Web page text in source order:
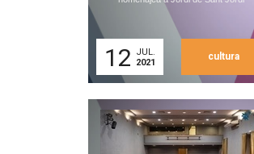
12
JUL.
2021
cultura